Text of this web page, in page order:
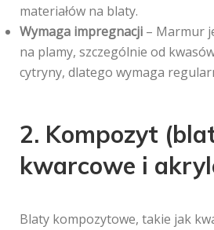
materiałów na blaty.
Wymaga impregnacji – Marmur
na plamy, szczególnie od
cytryny, dlatego wymaga
2. Kompozyt
kwarcowe i
Blaty kompozytowe, takie jak